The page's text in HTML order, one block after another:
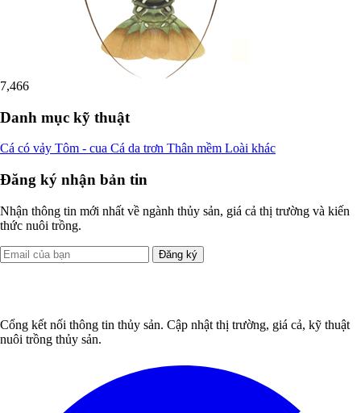
7,466
Danh mục kỹ thuật
Cá có vảy Tôm - cua Cá da trơn Thân mềm Loài khác
Đăng ký nhận bản tin
Nhận thông tin mới nhất về ngành thủy sản, giá cả thị trường và kiến
thức nuôi trồng.
Đăng ký
Cổng kết nối thông tin thủy sản. Cập nhật thị trường, giá cả, kỹ thuật
nuôi trồng thủy sản.